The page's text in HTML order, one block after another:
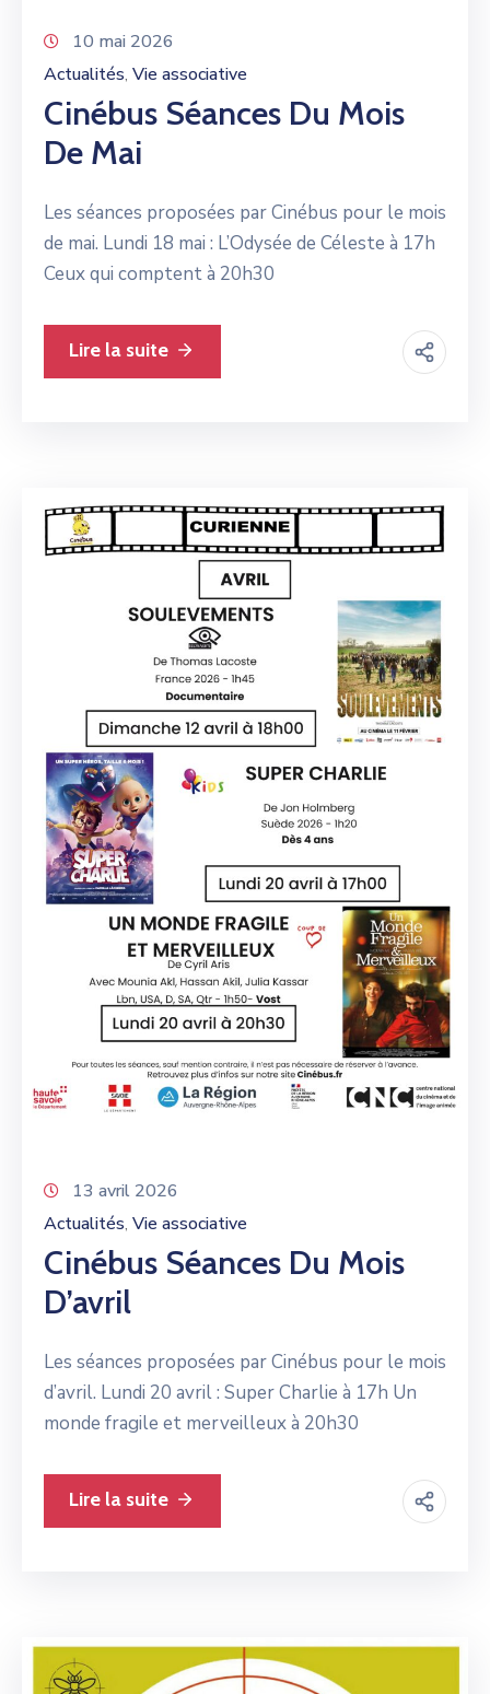
10 mai 2026
Actualités‚ Vie associative
Cinébus Séances Du Mois
De Mai
Les séances proposées par Cinébus pour le mois
de mai. Lundi 18 mai : L’Odysée de Céleste à 17h
Ceux qui comptent à 20h30
Lire la suite
13 avril 2026
Actualités‚ Vie associative
Cinébus Séances Du Mois
D’avril
Les séances proposées par Cinébus pour le mois
d’avril. Lundi 20 avril : Super Charlie à 17h Un
monde fragile et merveilleux à 20h30
Lire la suite